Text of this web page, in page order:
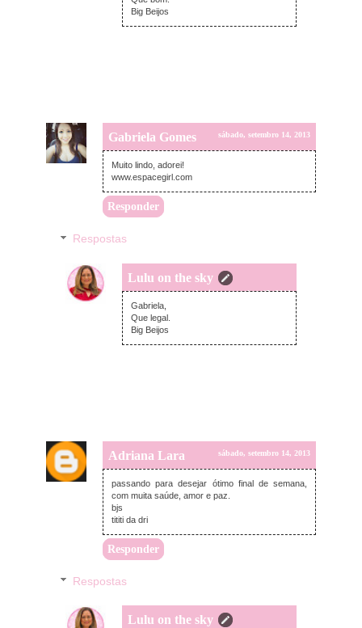
Big Beijos
Gabriela Gomes sábado, setembro 14, 2013
Muito lindo, adorei!
www.espacegirl.com
Responder
Respostas
Lulu on the sky
domingo, setembro 15, 2013
Gabriela,
Que legal.
Big Beijos
Adriana Lara sábado, setembro 14, 2013
passando para desejar ótimo final de semana,
com muita saúde, amor e paz.
bjs
tititi da dri
Responder
Respostas
Lulu on the sky